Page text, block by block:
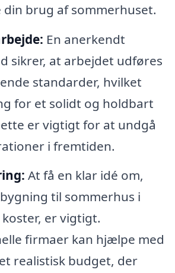
brug af sommerhuset.
En anerkendt
sikrer, at arbejdet udføres
standarder, hvilket
for et solidt og holdbart
er vigtigt for at undgå
i fremtiden.
At få en klar idé om,
til sommerhus i
er vigtigt.
firmaer kan hjælpe med
realistisk budget, der